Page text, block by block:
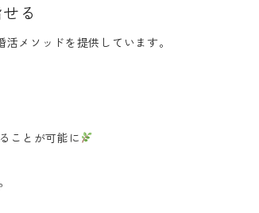
る
活メソッドを提供しています。
ことが可能に